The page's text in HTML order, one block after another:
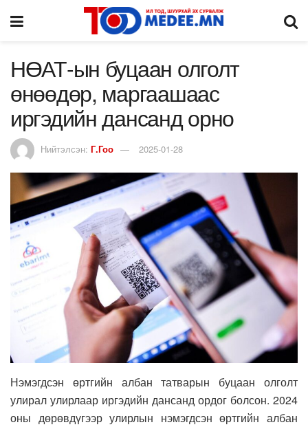
НӨАТ-ын буцаан олголт
өнөөдөр, маргаашаас
иргэдийн дансанд орно
Нийтэлсэн: Г.Гоо 2025-01-28
Нэмэгдсэн өртгийн албан татварын буцаан олголт
улирал улирлаар иргэдийн дансанд ордог болсон. 2024
оны дөрөвдүгээр улирлын нэмэгдсэн өртгийн албан